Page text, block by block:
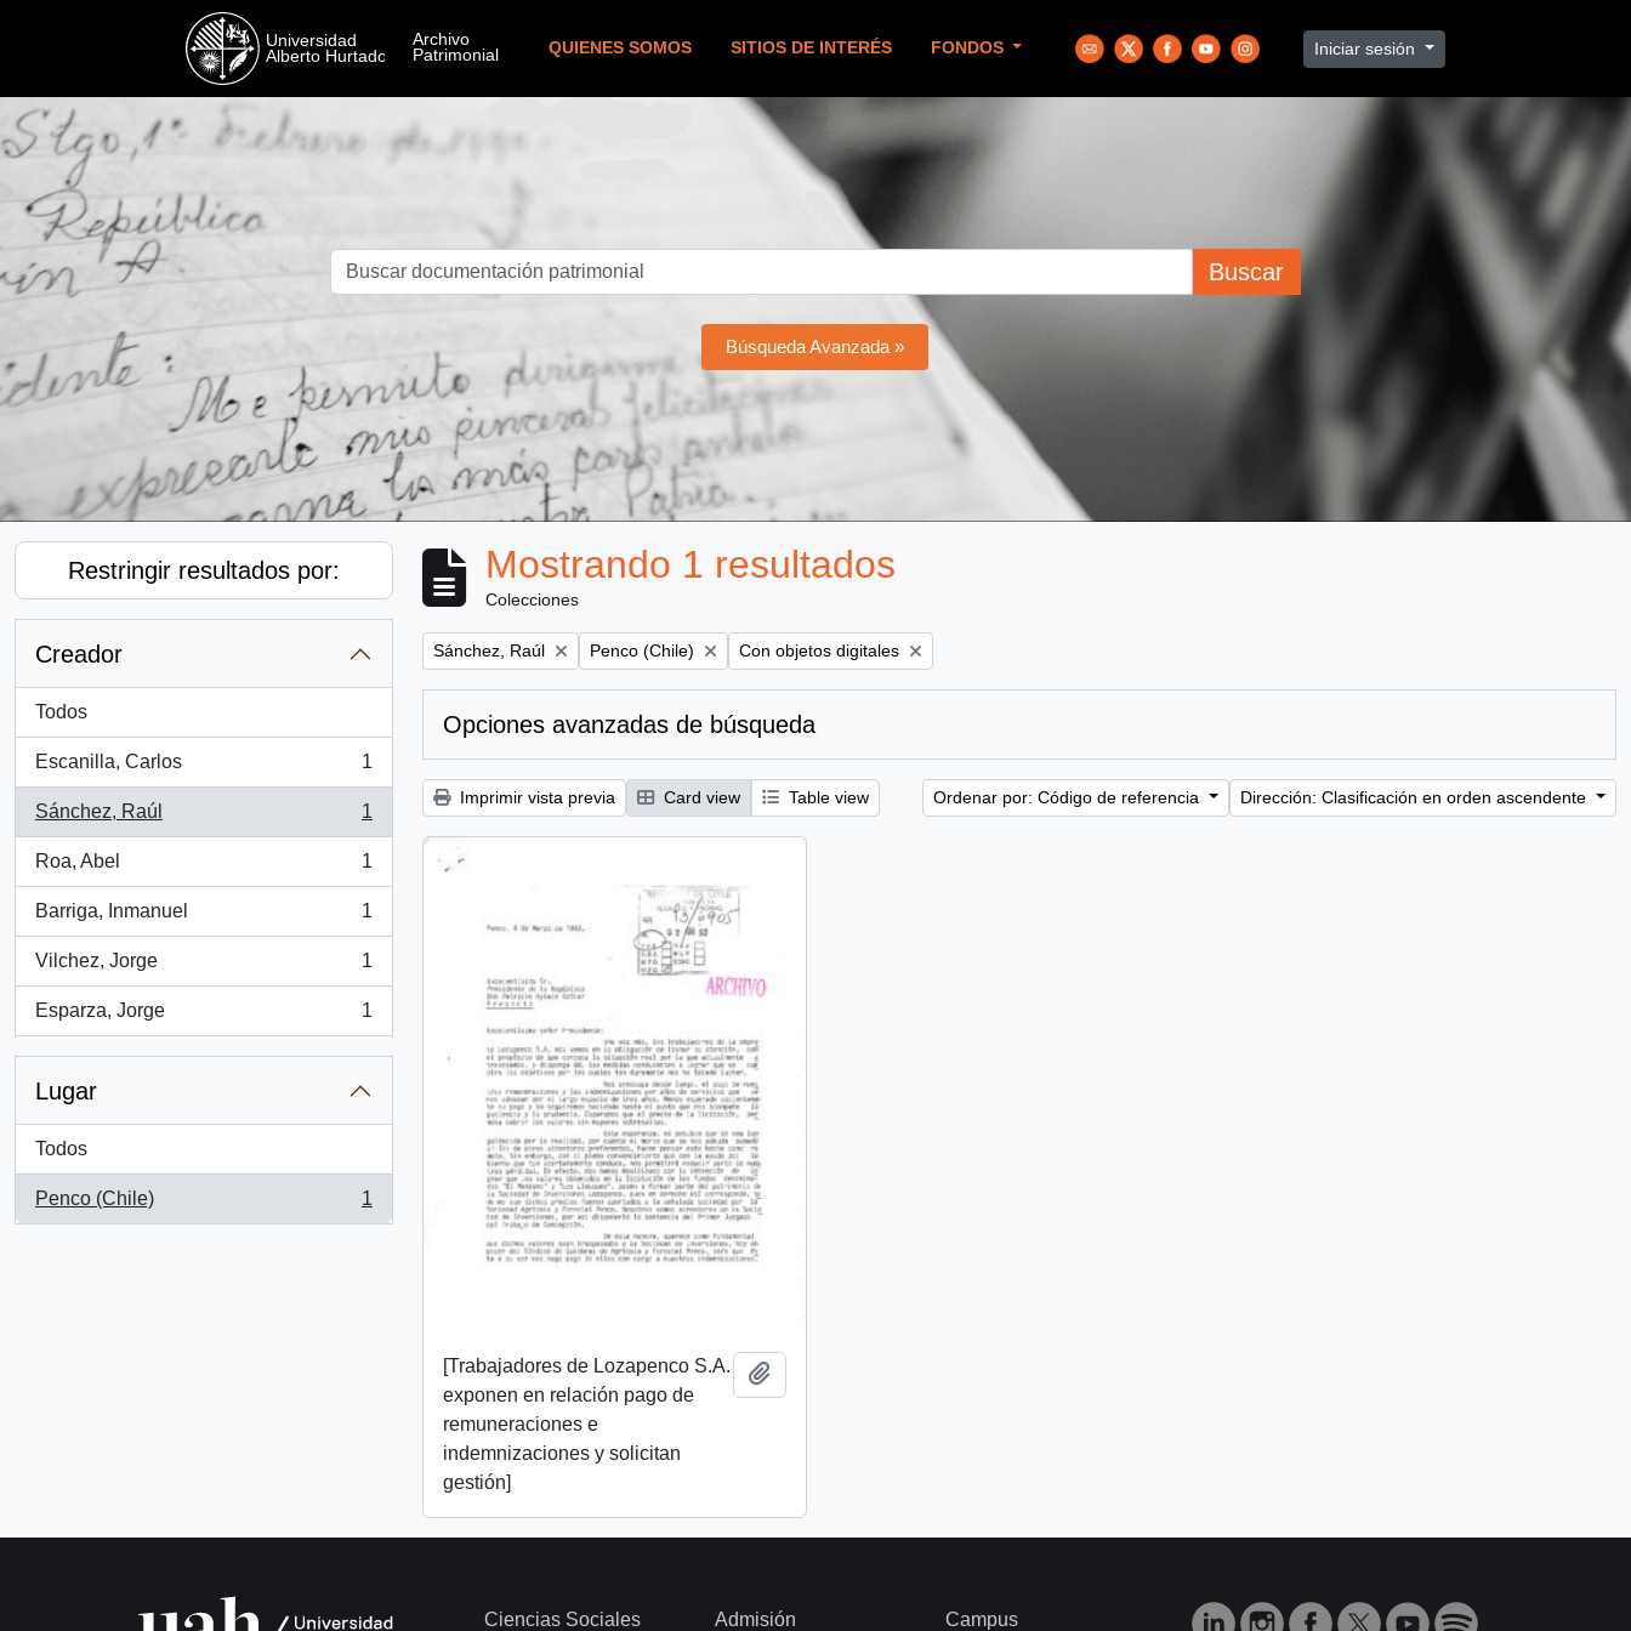
QUIENES SOMOS SITIOS DE INTERÉS FONDOS Iniciar sesión
Buscar
Búsqueda Avanzada »
Restringir resultados por:
Creador
Todos
Escanilla, Carlos
, 1 resultados
1
Sánchez, Raúl
, 1 resultados
1
Roa, Abel
, 1 resultados
1
Barriga, Inmanuel
, 1 resultados
1
Vilchez, Jorge
, 1 resultados
1
Esparza, Jorge
, 1 resultados
1
Lugar
Todos
Penco (Chile)
, 1 resultados
1
Mostrando 1 resultados
Colecciones
Remove filter:
Sánchez, Raúl Remove filter:
Penco (Chile) Remove filter:
Con objetos digitales
Opciones avanzadas de búsqueda
Imprimir vista previa Card view Table view Ordenar por: Código de referencia Dirección: Clasificación en orden ascendente
[Trabajadores de Lozapenco S.A.
exponen en relación pago de
remuneraciones e
indemnizaciones y solicitan
gestión]
Ciencias Sociales Admisión Campus